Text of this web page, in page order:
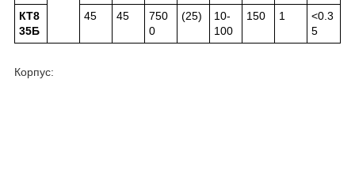
КТ8
35Б
45 45
750
0
(25)
10-
100
150 1
<0.3
5
Корпус: